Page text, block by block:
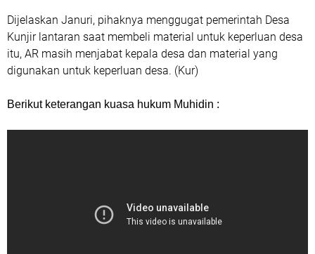
Dijelaskan Januri, pihaknya menggugat pemerintah Desa
Kunjir lantaran saat membeli material untuk keperluan desa
itu, AR masih menjabat kepala desa dan material yang
digunakan untuk keperluan desa. (Kur)
Berikut keterangan kuasa hukum Muhidin :